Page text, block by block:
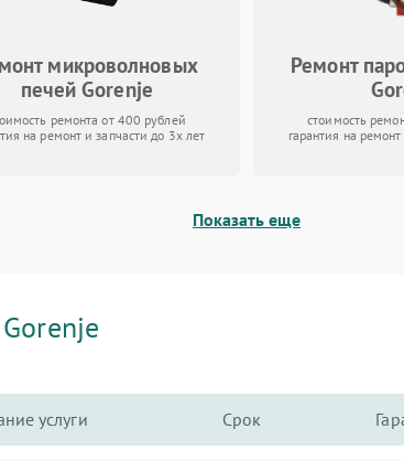
микроволновых
печей Gorenje
ремонта от 400 рублей
на ремонт и запчасти до 3х лет
Ремонт
стоимость
гарантия на
Показать еще
Gorenje
услуги Срок